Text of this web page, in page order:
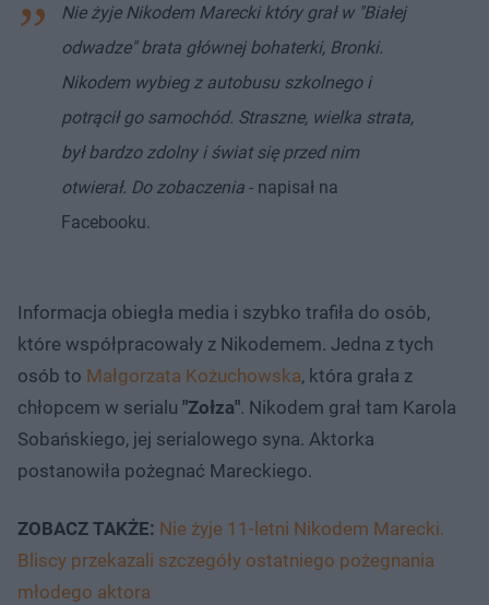
Nie żyje Nikodem Marecki który grał w "Białej
odwadze" brata głównej bohaterki, Bronki.
Nikodem wybieg z autobusu szkolnego i
potrącił go samochód. Straszne, wielka strata,
był bardzo zdolny i świat się przed nim
otwierał. Do zobaczenia - napisał na
Facebooku.
Informacja obiegła media i szybko trafiła do osób,
które współpracowały z Nikodemem. Jedna z tych
osób to Małgorzata Kożuchowska, która grała z
chłopcem w serialu "Zołza". Nikodem grał tam Karola
Sobańskiego, jej serialowego syna. Aktorka
postanowiła pożegnać Mareckiego.
ZOBACZ TAKŻE: Nie żyje 11-letni Nikodem Marecki.
Bliscy przekazali szczegóły ostatniego pożegnania
młodego aktora